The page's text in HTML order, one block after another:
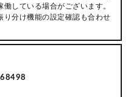
している場合がございます。
り分け機能の設定確認も合わせ